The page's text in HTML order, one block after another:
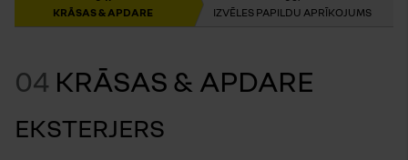
KRĀSAS & APDARE IZVĒLES PAPILDU APRĪKOJUMS
04 KRĀSAS & APDARE
EKSTERJERS